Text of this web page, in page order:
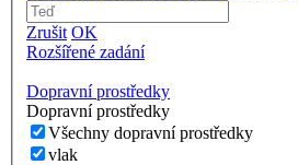
Zrušit OK
Rozšířené zadání
Dopravní prostředky
Dopravní prostředky
Všechny dopravní prostředky
vlak